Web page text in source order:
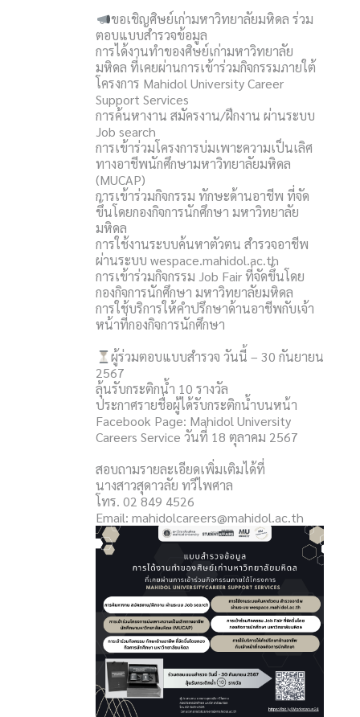
ขอเชิญศิษย์เก่ามหาวิทยาลัยมหิดล ร่วม
ตอบแบบสำรวจข้อมูล
การได้งานทำของศิษย์เก่ามหาวิทยาลัย
มหิดล ที่เคยผ่านการเข้าร่วมกิจกรรมภายใต้
โครงการ Mahidol University Career
Support Services
การค้นหางาน สมัครงาน/ฝึกงาน ผ่านระบบ
Job search
การเข้าร่วมโครงการบ่มเพาะความเป็นเลิศ
ทางอาชีพนักศึกษามหาวิทยาลัยมหิดล
(MUCAP)
การเข้าร่วมกิจกรรม ทักษะด้านอาชีพ ที่จัด
ขึ้นโดยกองกิจการนักศึกษา มหาวิทยาลัย
มหิดล
การใช้งานระบบค้นหาตัวตน สำรวจอาชีพ
ผ่านระบบ wespace.mahidol.ac.th
การเข้าร่วมกิจกรรม Job Fair ที่จัดขึ้นโดย
กองกิจการนักศึกษา มหาวิทยาลัยมหิดล
การใช้บริการให้คำปรึกษาด้านอาชีพกับเจ้า
หน้าที่กองกิจการนักศึกษา
ผู้ร่วมตอบแบบสำรวจ วันนี้ – 30 กันยายน
2567
ลุ้นรับกระติกน้ำ 10 รางวัล
ประกาศรายชื่อผู้ได้รับกระติกน้ำบนหน้า
Facebook Page: Mahidol University
Careers Service วันที่ 18 ตุลาคม 2567
สอบถามรายละเอียดเพิ่มเติมได้ที่
นางสาวสุดาวลัย ทวีไพศาล
โทร. 02 849 4526
Email: mahidolcareers@mahidol.ac.th